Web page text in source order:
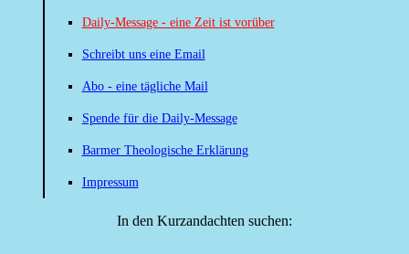
Daily-Message - eine Zeit ist vorüber
Schreibt uns eine Email
Abo - eine tägliche Mail
Spende für die Daily-Message
Barmer Theologische Erklärung
Impressum
In den Kurzandachten suchen: